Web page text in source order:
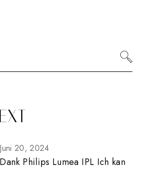
Juni 20, 2024
Dank Philips Lumea IPL Ich kan